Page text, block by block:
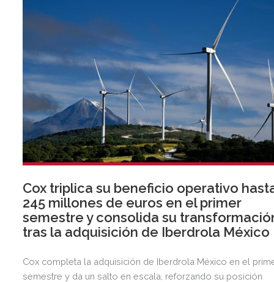
Cox triplica su beneficio operativo
245 millones de euros en el primer
semestre y consolida su
tras la adquisición de Iberdrola México
Cox completa la adquisición de Iberdrola México en el
semestre y da un salto en escala, reforzando su posición